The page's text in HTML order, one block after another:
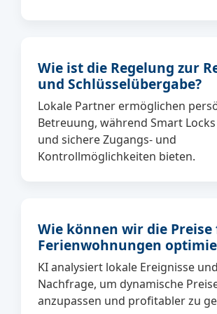
Wie ist die Regelung zur
und Schlüsselübergabe?
Lokale Partner ermöglichen
Betreuung, während Smart
und sichere Zugangs- und
Kontrollmöglichkeiten bieten.
Wie können wir die
Ferienwohnungen
KI analysiert lokale Ereignisse und
Nachfrage, um dynamische
anzupassen und profitabler zu